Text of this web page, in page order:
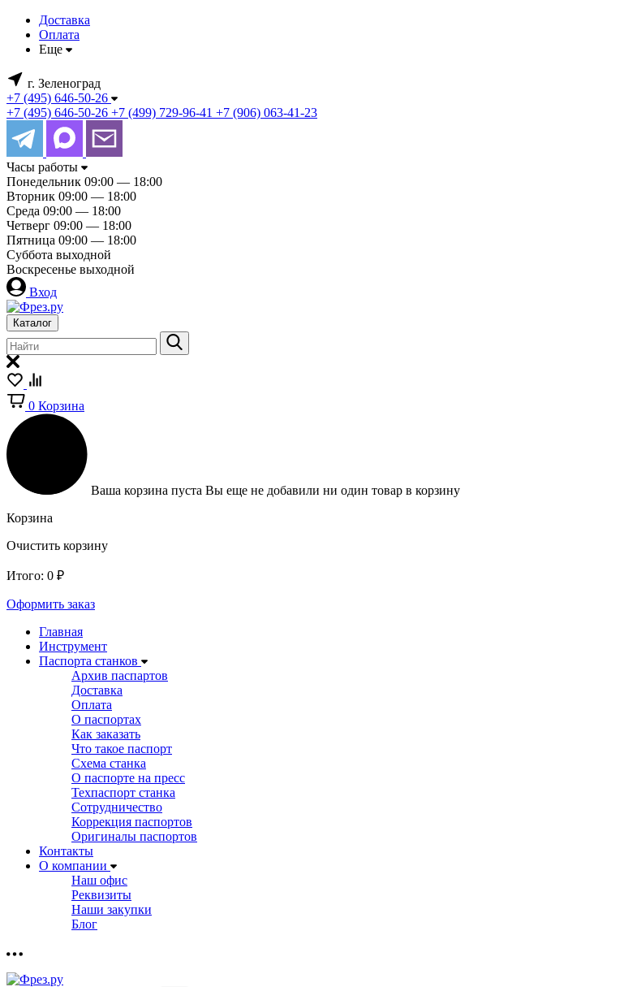
Доставка
Оплата
Еще
г. Зеленоград
+7 (495) 646-50-26
+7 (495) 646-50-26 +7 (499) 729-96-41 +7 (906) 063-41-23
Часы работы
Понедельник 09:00 — 18:00
Вторник 09:00 — 18:00
Среда 09:00 — 18:00
Четверг 09:00 — 18:00
Пятница 09:00 — 18:00
Суббота выходной
Воскресенье выходной
Вход
Каталог
0 Корзина
Ваша корзина пуста Вы еще не добавили ни один товар в корзину
Корзина
Очистить корзину
Итого: 0 ₽
Оформить заказ
Главная
Инструмент
Паспорта станков
Архив паспартов
Доставка
Оплата
О паспортах
Как заказать
Что такое паспорт
Схема станка
О паспорте на пресс
Техпаспорт станка
Сотрудничество
Коррекция паспортов
Оригиналы паспортов
Контакты
О компании
Наш офис
Реквизиты
Наши закупки
Блог